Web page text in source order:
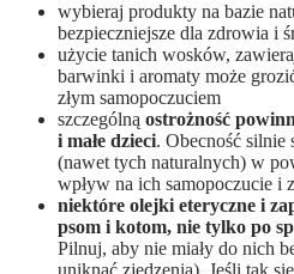
wybieraj produkty na bazie
bezpieczniejsze dla zdrowia i
użycie tanich wosków,
barwinki i aromaty może
złym samopoczuciem
szczególną ostrożność
i małe dzieci. Obecność silnie
(nawet tych naturalnych) w
wpływ na ich samopoczucie i
niektóre olejki eteryczne i
psom i kotom, nie tylko po
Pilnuj, aby nie miały do nich